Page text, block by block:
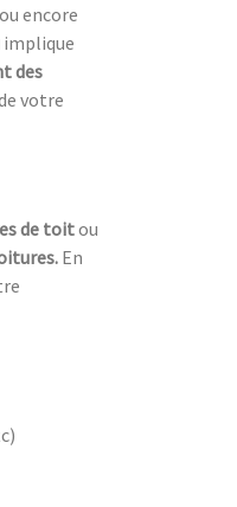
ou encore
implique
des
votre
de toitou
En